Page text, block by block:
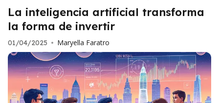
ansforma la forma de inv
ertir
La inteligencia artificial transforma
la forma de invertir
01/04/2025 • Maryella Faratro